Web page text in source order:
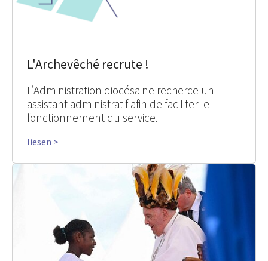
L'Archevêché recrute !
L’Administration diocésaine recherce un
assistant administratif afin de faciliter le
fonctionnement du service.
liesen >